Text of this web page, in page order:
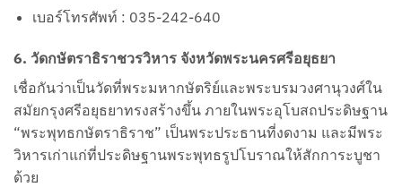
เบอร์โทรศัพท์ : 035-242-640
6. วัดกษัตราธิราชวรวิหาร จังหวัดพระนครศรีอยุธยา
เชื่อกันว่าเป็นวัดที่พระมหากษัตริย์และพระบรมวงศานุวงศ์ใน
สมัยกรุงศรีอยุธยาทรงสร้างขึ้น ภายในพระอุโบสถประดิษฐาน
“พระพุทธกษัตราธิราช” เป็นพระประธานที่งดงาม และมีพระ
วิหารเก่าแก่ที่ประดิษฐานพระพุทธรูปโบราณให้สักการะบูชา
ด้วย